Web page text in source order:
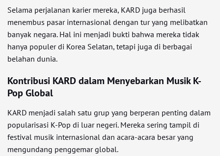
Selama perjalanan karier mereka, KARD juga berhasil
menembus pasar internasional dengan tur yang melibatkan
banyak negara. Hal ini menjadi bukti bahwa mereka tidak
hanya populer di Korea Selatan, tetapi juga di berbagai
belahan dunia.
Kontribusi KARD dalam Menyebarkan Musik K-
Pop Global
KARD menjadi salah satu grup yang berperan penting dalam
popularisasi K-Pop di luar negeri. Mereka sering tampil di
festival musik internasional dan acara-acara besar yang
mengundang penggemar global.